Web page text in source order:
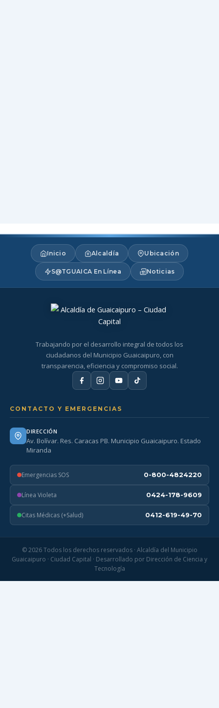
Inicio Alcaldía Ubicación
S@TGUAICA En Línea Noticias
Trabajando por el desarrollo integral de todos los
ciudadanos del Municipio Guaicaipuro, con
transparencia, eficiencia y compromiso social.
CONTACTO Y EMERGENCIAS
DIRECCIÓN
Av. Bolívar. Res. Caracas PB. Municipio Guaicaipuro. Estado
Miranda
Emergencias SOS 0-800-4824220
Línea Violeta 0424-178-9609
Citas Médicas (+Salud) 0412-619-49-70
© 2026 Todos los derechos reservados · Alcaldía del Municipio
Guaicaipuro · Ciudad Capital · Desarrollado por Dirección de Ciencia y
Tecnología